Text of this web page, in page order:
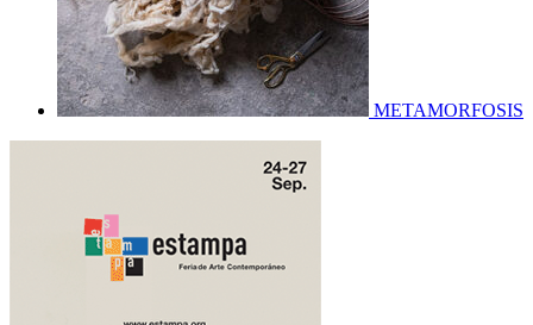
METAMORFOSIS